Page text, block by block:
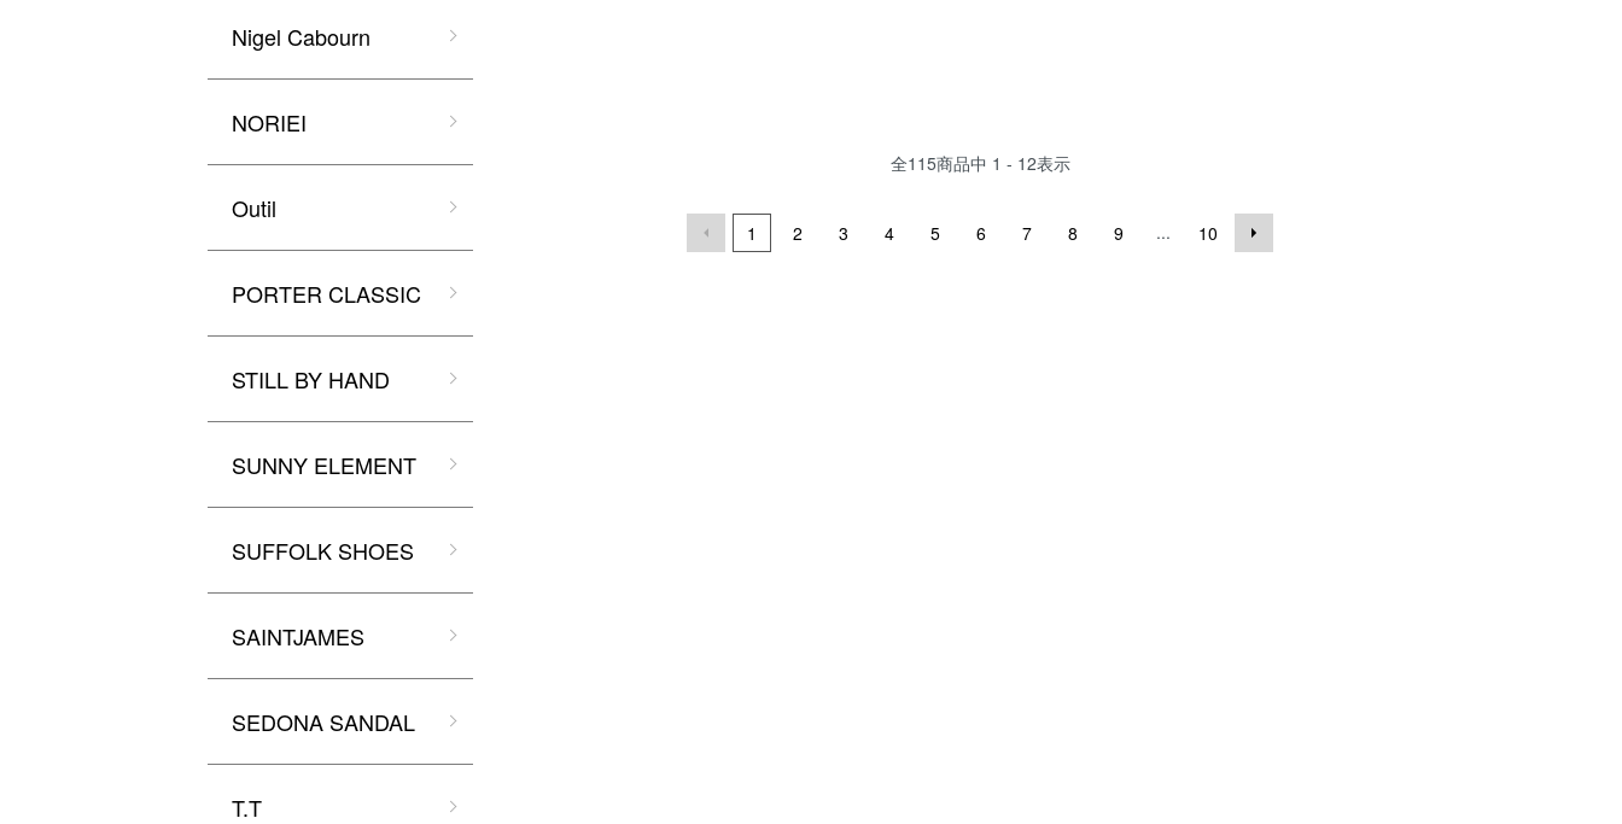
全115商品中 1 - 12表示
1 2 3 4 5 6 7 8 9 ... 10
Nigel Cabourn
NORIEI
Outil
PORTER CLASSIC
STILL BY HAND
SUNNY ELEMENT
SUFFOLK SHOES
SAINTJAMES
SEDONA SANDAL
T.T